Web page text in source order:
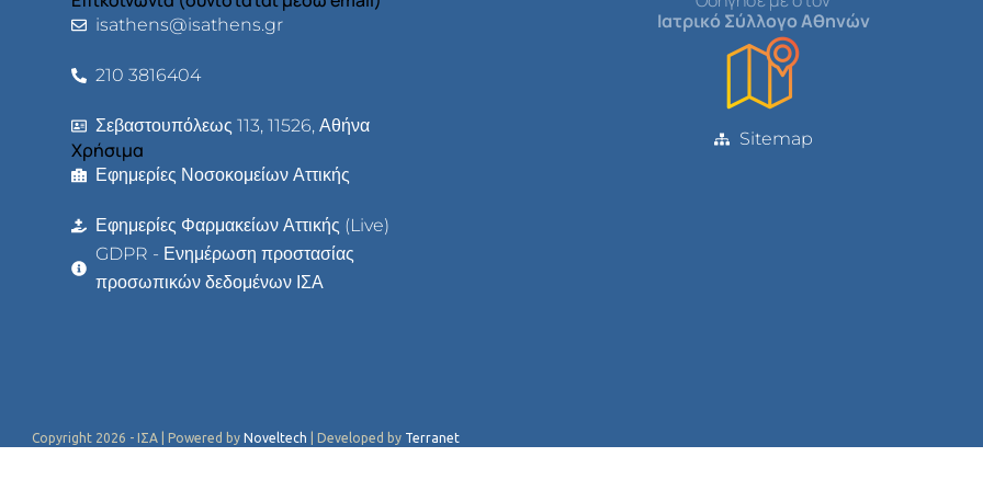
isathens@isathens.gr
210 3816404
Σεβαστουπόλεως 113, 11526, Αθήνα
Χρήσιμα
Εφημερίες Νοσοκομείων Αττικής
Εφημερίες Φαρμακείων Αττικής (Live)
GDPR - Ενημέρωση προστασίας
προσωπικών δεδομένων ΙΣΑ
Ιατρικό Σύλλογο Αθηνών
Sitemap
Copyright 2026 - ΙΣΑ | Powered by Noveltech | Developed by Terranet